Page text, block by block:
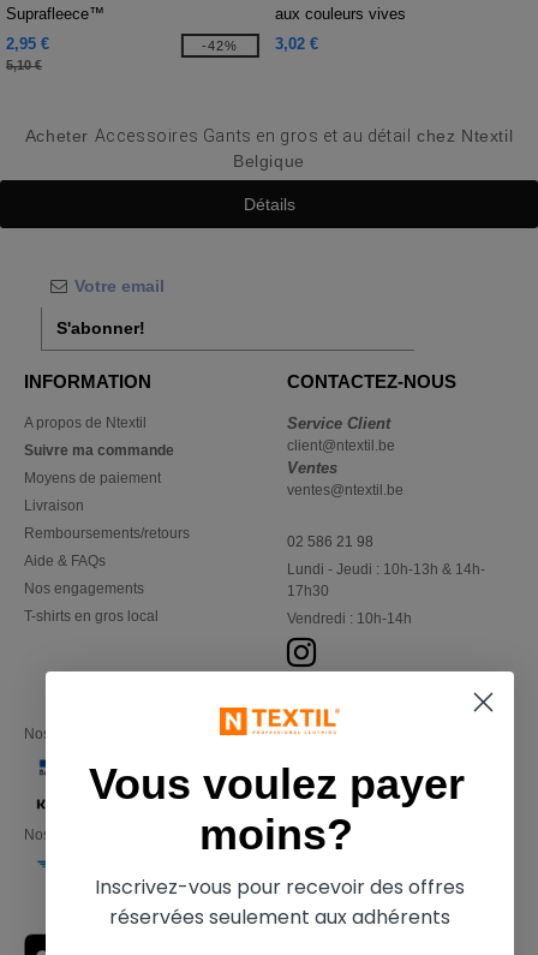
Suprafleece™
2,95 €
5,10 €
-42%
aux couleurs vives
3,02 €
Acheter Accessoires Gants en gros et au détail
chez Ntextil
Belgique
Détails
S'abonner!
INFORMATION
A propos de Ntextil
Suivre ma commande
Moyens de paiement
Livraison
Remboursements/retours
Aide & FAQs
Nos engagements
T-shirts en gros local
CONTACTEZ-NOUS
Service Client
client@ntextil.be
Ventes
ventes@ntextil.be
02 586 21 98
Lundi - Jeudi : 10h-13h & 14h-
17h30
Vendredi : 10h-14h
Nos partenaires financiers
Nos transporteurs
Vous voulez payer
moins?
Inscrivez-vous pour recevoir des offres
réservées seulement aux adhérents